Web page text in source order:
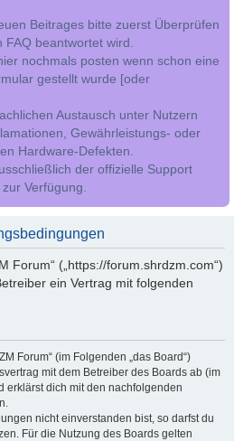
Beitrages bitte zuerst Überprüfen
beantwortet wird.
nochmals posten wenn schon eine
gestellt wurde [oder
Austausch unter Nutzern
Gewährleistungs- oder
Hardware-Defekten.
der offizielle Support
zur Verfügung.
Forum“ („https://forum.shrdzm.com“)
ein Vertrag mit folgenden
Forum“ (im Folgenden „das Board“)
mit dem Betreiber des Boards ab (im
erklärst dich mit den nachfolgenden
nicht einverstanden bist, so darfst du
Für die Nutzung des Boards gelten